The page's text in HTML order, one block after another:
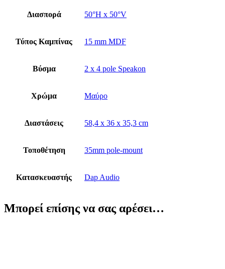
Διασπορά 50°H x 50°V
Τύπος Καμπίνας 15 mm MDF
Βύσμα 2 x 4 pole Speakon
Χρώμα Μαύρο
Διαστάσεις 58,4 x 36 x 35,3 cm
Τοποθέτηση 35mm pole-mount
Κατασκευαστής Dap Audio
Μπορεί επίσης να σας αρέσει…